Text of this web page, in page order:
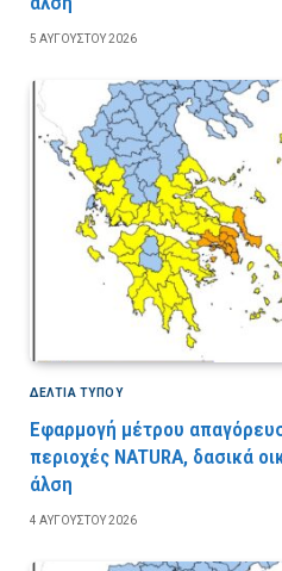
5 ΑΥΓΟΎΣΤΟΥ 2026
ΔΕΛΤΙΑ ΤΥΠΟΥ
Εφαρμογή μέτρου
περιοχές NATURA, δασικά
άλση
4 ΑΥΓΟΎΣΤΟΥ 2026